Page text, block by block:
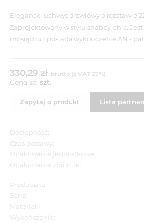
Elegancki uchwyt drzwiowy o rozstawie
Zaprojektowany w stylu shabby-chic.
mosiądzu i posiada wykończenie AN -
330,29 zł brutto (z VAT 23%)
Cena za: szt.
Zapytaj o produkt Lista
Dostępność:
Czas dostawy:
Opakowanie jednostkowe:
Opakowanie zbiorcze:
Producent:
Seria:
Materiał:
Wykończenie: